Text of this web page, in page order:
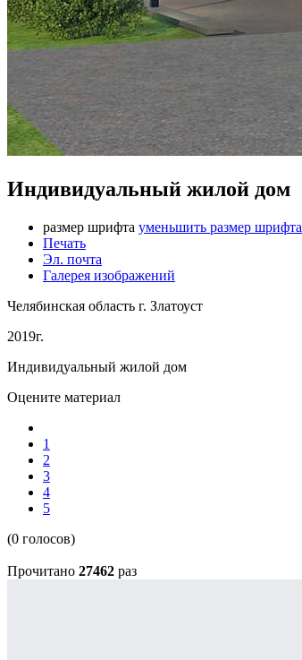
Индивидуальный жилой дом
размер шрифта уменьшить размер шрифта
Печать
Эл. почта
Галерея изображений
Челябинская область г. Златоуст
2019г.
Индивидуальный жилой дом
Оцените материал
1
2
3
4
5
(0 голосов)
Прочитано 27462 раз